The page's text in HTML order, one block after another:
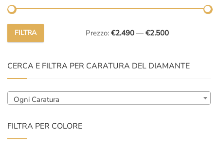
Prezzo
Prezzo
FILTRA Prezzo: €2.490 — €2.500
CERCA E FILTRA PER CARATURA DEL DIAMANTE
Ogni Caratura
FILTRA PER COLORE